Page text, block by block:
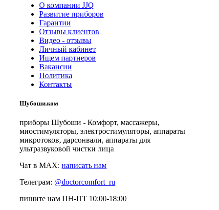
О компании JJQ
Развитие приборов
Гарантии
Отзывы клиентов
Видео - отзывы
Личный кабинет
Ищем партнеров
Вакансии
Политика
Контакты
Шубоши.ком
приборы Шубоши - Комфорт, массажеры,
миостимуляторы, электростимуляторы, аппараты
микротоков, дарсонвали, аппараты для
ультразвуковой чистки лица
Чат в MAX: написать нам
Телеграм: @doctorcomfort_ru
пишите нам ПН-ПТ 10:00-18:00